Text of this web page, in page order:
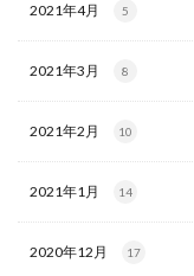
2021年4月 5
2021年3月 8
2021年2月 10
2021年1月 14
2020年12月 17